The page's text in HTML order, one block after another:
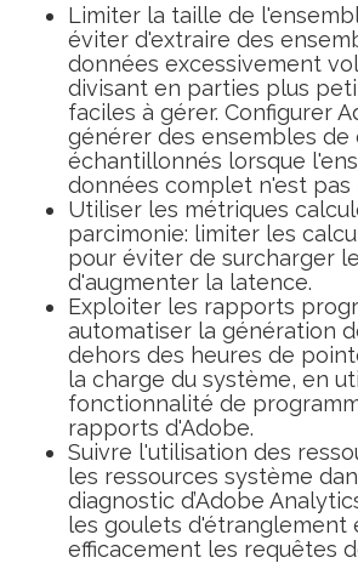
Limiter la taille de
éviter d'extraire des
données excessivement
divisant en parties plus
faciles à gérer. Configurer
générer des ensembles de
échantillonnés lorsque
données complet n'est pas
Utiliser les métriques
parcimonie: limiter les
pour éviter de surcharger
d'augmenter la latence.
Exploiter les rapports
automatiser la génération
dehors des heures de
la charge du système, en
fonctionnalité de
rapports d'Adobe.
Suivre l'utilisation des
les ressources système
diagnostic d’Adobe
les goulets d'étranglement
efficacement les requêtes